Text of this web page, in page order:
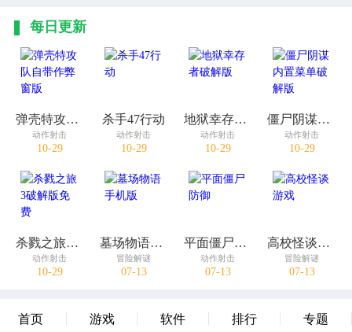
每日更新
弹壳特攻队自带作弊窗版
动作射击
10-29
杀手47行动
动作射击
10-29
地狱幸存者破解版
动作射击
10-29
僵尸阴谋内置菜单破解版
动作射击
10-29
杀戮之旅3破解版免费
动作射击
10-29
墓场物语手机版
冒险解谜
07-13
平面僵尸防御
动作射击
07-13
高校怪谈游戏
冒险解谜
07-13
首页 游戏 软件 排行 专题